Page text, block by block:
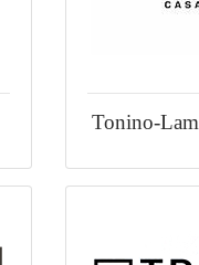
Tonino-